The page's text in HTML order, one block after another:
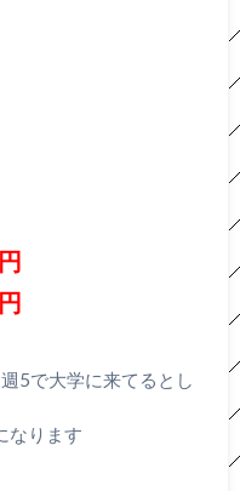
5で大学に来てるとし
なります